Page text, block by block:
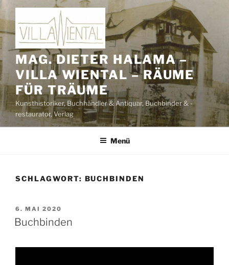
Zum
Inhalt
springen
MAG. DIETER HALAMA –
VILLA WIENTAL – RÄUME
FÜR TRÄUME
Kunsthistoriker, Buchhändler & Antiquar, Buchbinder & -
restaurator, Verlag
Menü
SCHLAGWORT: BUCHBINDEN
VERÖFFENTLICHT
AM
6. MAI 2020
Buchbinden